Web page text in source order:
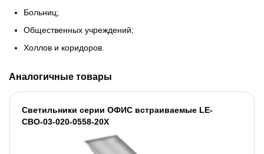
Больниц;
Общественных учреждений;
Холлов и коридоров.
Аналогичные товары
Светильники серии ОФИС встраиваемые LE-
СВО-03-020-0558-20Х